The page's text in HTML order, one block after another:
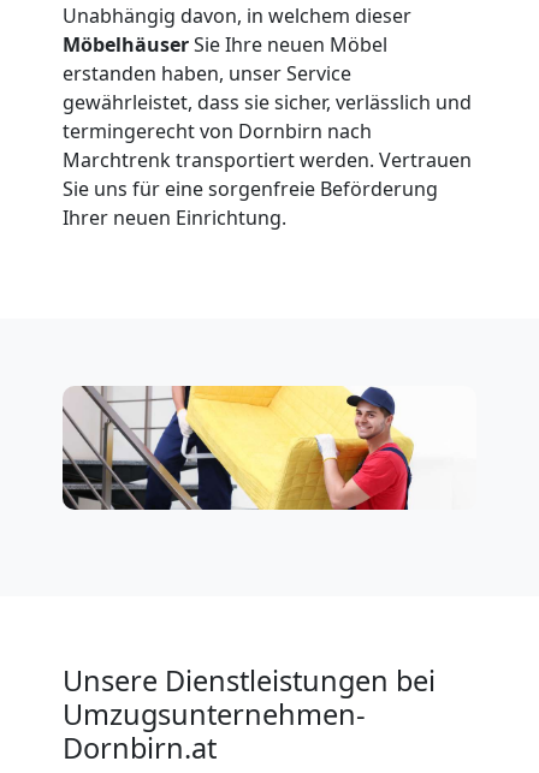
Unabhängig davon, in welchem dieser
MöbelhäuserSie Ihre neuen Möbel
erstanden haben, unser Service
gewährleistet, dass sie sicher, verlässlich und
termingerecht von Dornbirn nach
Marchtrenk transportiert werden. Vertrauen
Sie uns für eine sorgenfreie Beförderung
Ihrer neuen Einrichtung.
Unsere Dienstleistungen bei
Umzugsunternehmen-
Dornbirn.at